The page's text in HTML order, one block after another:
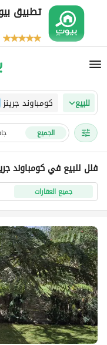
تطبيق
للبيع كومباوند جرينز
الجميع
فلل للبيع في كومباوند
جميع العقارات